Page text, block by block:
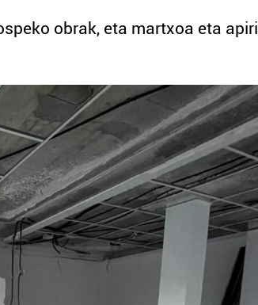
obrak, eta martxoa eta